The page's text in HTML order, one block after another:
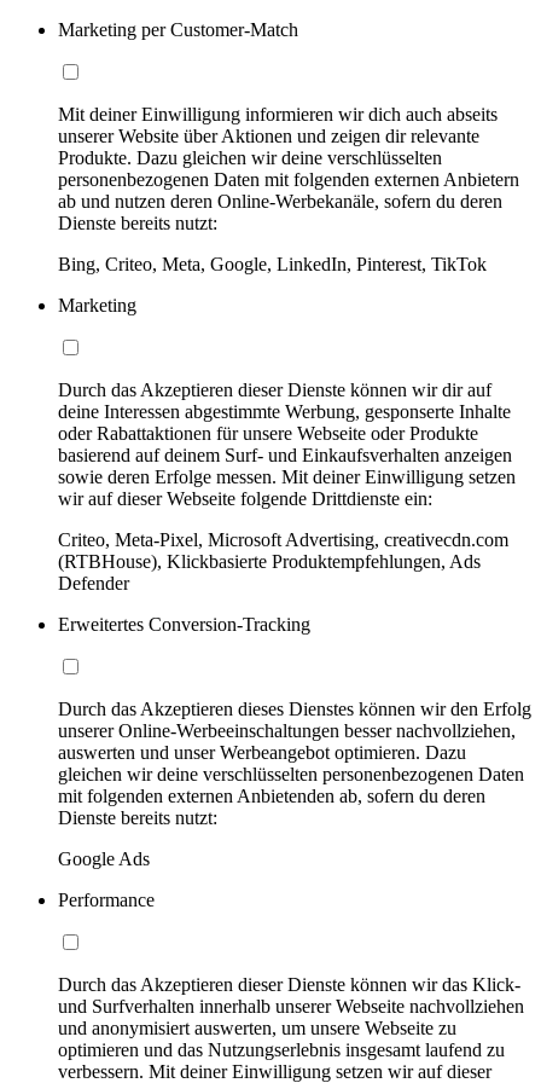
Marketing per Customer-Match
Mit deiner Einwilligung informieren wir dich auch abseits
unserer Website über Aktionen und zeigen dir relevante
Produkte. Dazu gleichen wir deine verschlüsselten
personenbezogenen Daten mit folgenden externen Anbietern
ab und nutzen deren Online-Werbekanäle, sofern du deren
Dienste bereits nutzt:
Bing, Criteo, Meta, Google, LinkedIn, Pinterest, TikTok
Marketing
Durch das Akzeptieren dieser Dienste können wir dir auf
deine Interessen abgestimmte Werbung, gesponserte Inhalte
oder Rabattaktionen für unsere Webseite oder Produkte
basierend auf deinem Surf- und Einkaufsverhalten anzeigen
sowie deren Erfolge messen. Mit deiner Einwilligung setzen
wir auf dieser Webseite folgende Drittdienste ein:
Criteo, Meta-Pixel, Microsoft Advertising, creativecdn.com
(RTBHouse), Klickbasierte Produktempfehlungen, Ads
Defender
Erweitertes Conversion-Tracking
Durch das Akzeptieren dieses Dienstes können wir den Erfolg
unserer Online-Werbeeinschaltungen besser nachvollziehen,
auswerten und unser Werbeangebot optimieren. Dazu
gleichen wir deine verschlüsselten personenbezogenen Daten
mit folgenden externen Anbietenden ab, sofern du deren
Dienste bereits nutzt:
Google Ads
Performance
Durch das Akzeptieren dieser Dienste können wir das Klick-
und Surfverhalten innerhalb unserer Webseite nachvollziehen
und anonymisiert auswerten, um unsere Webseite zu
optimieren und das Nutzungserlebnis insgesamt laufend zu
verbessern. Mit deiner Einwilligung setzen wir auf dieser